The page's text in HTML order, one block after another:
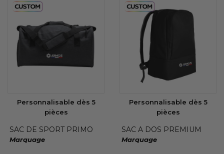
Personnalisable dès 5
pièces
SAC DE SPORT PRIMO
Marquage
Personnalisable dès 5
pièces
SAC A DOS PREMIUM
Marquage